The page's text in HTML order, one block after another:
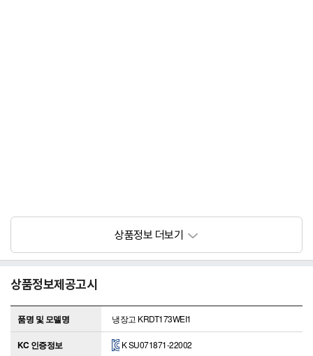
상품정보제공고시
품명 및 모델명 냉장고 KRDT173WEI1
KC 인증정보 K SU071871-22002